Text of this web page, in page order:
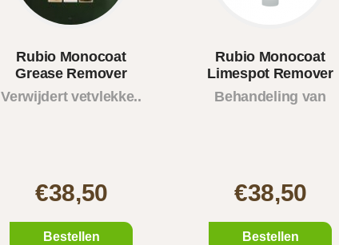
Rubio Monocoat
Grease Remover
Verwijdert vetvlekke..
€38,50
Bestellen
Rubio Monocoat
Limespot Remover
Behandeling van
€38,50
Bestellen